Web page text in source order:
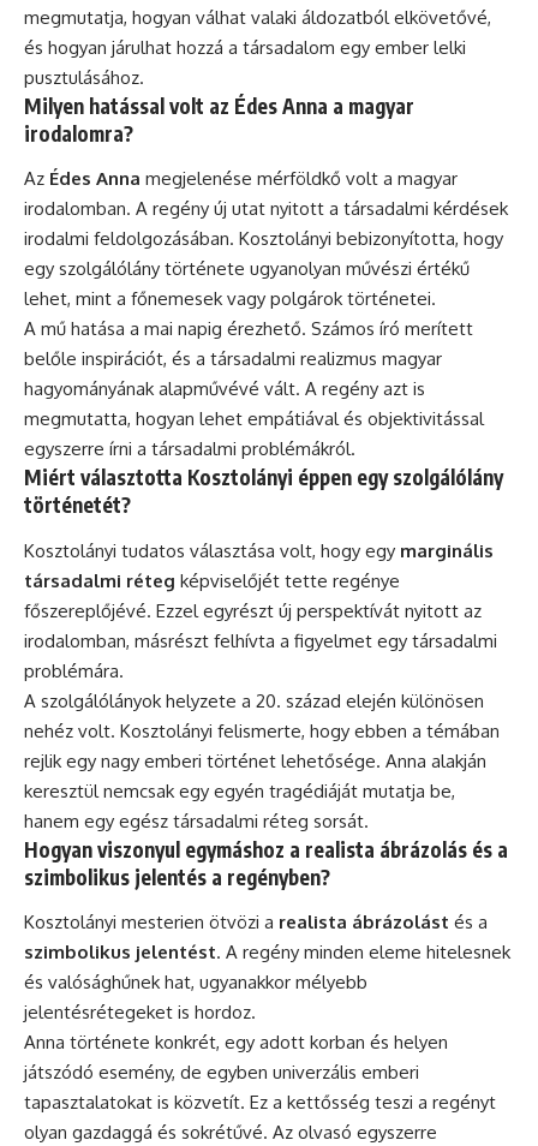
megmutatja, hogyan válhat valaki áldozatból elkövetővé,
és hogyan járulhat hozzá a társadalom egy ember lelki
pusztulásához.
Milyen hatással volt az Édes Anna a magyar
irodalomra?
Az Édes Anna megjelenése mérföldkő volt a magyar
irodalomban. A regény új utat nyitott a társadalmi kérdések
irodalmi feldolgozásában. Kosztolányi bebizonyította, hogy
egy szolgálólány története ugyanolyan művészi értékű
lehet, mint a főnemesek vagy polgárok történetei.
A mű hatása a mai napig érezhető. Számos író merített
belőle inspirációt, és a társadalmi realizmus magyar
hagyományának alapművévé vált. A regény azt is
megmutatta, hogyan lehet empátiával és objektivitással
egyszerre írni a társadalmi problémákról.
Miért választotta Kosztolányi éppen egy szolgálólány
történetét?
Kosztolányi tudatos választása volt, hogy egy marginális
társadalmi réteg képviselőjét tette regénye
főszereplőjévé. Ezzel egyrészt új perspektívát nyitott az
irodalomban, másrészt felhívta a figyelmet egy társadalmi
problémára.
A szolgálólányok helyzete a 20. század elején különösen
nehéz volt. Kosztolányi felismerte, hogy ebben a témában
rejlik egy nagy emberi történet lehetősége. Anna alakján
keresztül nemcsak egy egyén tragédiáját mutatja be,
hanem egy egész társadalmi réteg sorsát.
Hogyan viszonyul egymáshoz a realista ábrázolás és a
szimbolikus jelentés a regényben?
Kosztolányi mesterien ötvözi a realista ábrázolást és a
szimbolikus jelentést. A regény minden eleme hitelesnek
és valósághűnek hat, ugyanakkor mélyebb
jelentésrétegeket is hordoz.
Anna története konkrét, egy adott korban és helyen
játszódó esemény, de egyben univerzális emberi
tapasztalatokat is közvetít. Ez a kettősség teszi a regényt
olyan gazdaggá és sokrétűvé. Az olvasó egyszerre